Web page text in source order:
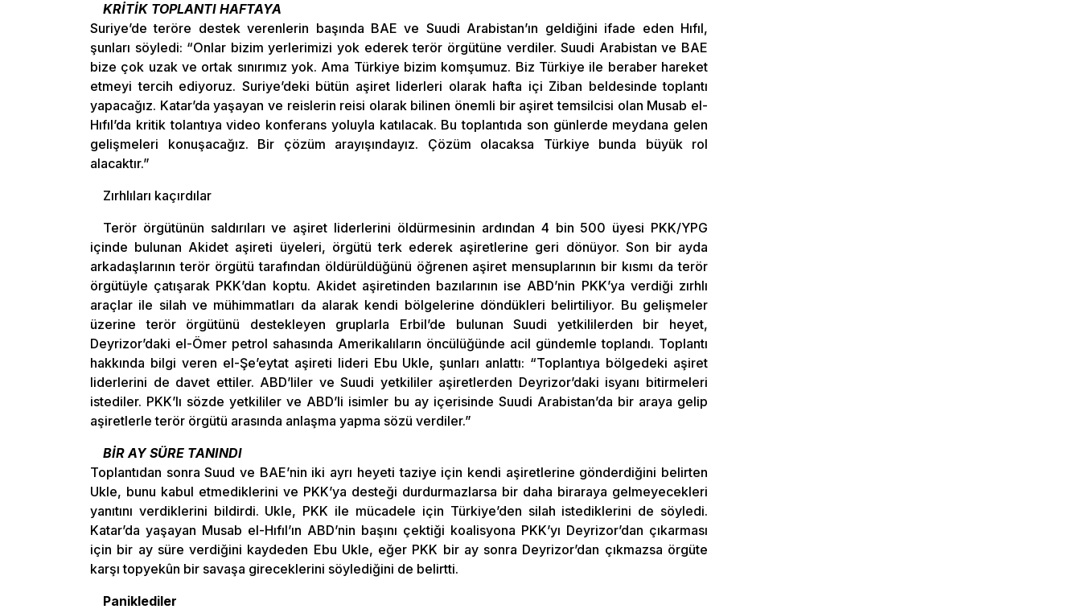
KRİTİK TOPLANTI HAFTAYA
Suriye’de teröre destek verenlerin başında BAE ve Suudi Arabistan’ın geldiğini ifade eden Hıfıl,
şunları söyledi: “Onlar bizim yerlerimizi yok ederek terör örgütüne verdiler. Suudi Arabistan ve BAE
bize çok uzak ve ortak sınırımız yok. Ama Türkiye bizim komşumuz. Biz Türkiye ile beraber hareket
etmeyi tercih ediyoruz. Suriye’deki bütün aşiret liderleri olarak hafta içi Ziban beldesinde toplantı
yapacağız. Katar’da yaşayan ve reislerin reisi olarak bilinen önemli bir aşiret temsilcisi olan Musab el-
Hıfıl’da kritik tolantıya video konferans yoluyla katılacak. Bu toplantıda son günlerde meydana gelen
gelişmeleri konuşacağız. Bir çözüm arayışındayız. Çözüm olacaksa Türkiye bunda büyük rol
alacaktır.”
Zırhlıları kaçırdılar
Terör örgütünün saldırıları ve aşiret liderlerini öldürmesinin ardından 4 bin 500 üyesi PKK/YPG
içinde bulunan Akidet aşireti üyeleri, örgütü terk ederek aşiretlerine geri dönüyor. Son bir ayda
arkadaşlarının terör örgütü tarafından öldürüldüğünü öğrenen aşiret mensuplarının bir kısmı da terör
örgütüyle çatışarak PKK’dan koptu. Akidet aşiretinden bazılarının ise ABD’nin PKK’ya verdiği zırhlı
araçlar ile silah ve mühimmatları da alarak kendi bölgelerine döndükleri belirtiliyor. Bu gelişmeler
üzerine terör örgütünü destekleyen gruplarla Erbil’de bulunan Suudi yetkililerden bir heyet,
Deyrizor’daki el-Ömer petrol sahasında Amerikalıların öncülüğünde acil gündemle toplandı. Toplantı
hakkında bilgi veren el-Şe’eytat aşireti lideri Ebu Ukle, şunları anlattı: “Toplantıya bölgedeki aşiret
liderlerini de davet ettiler. ABD’liler ve Suudi yetkililer aşiretlerden Deyrizor’daki isyanı bitirmeleri
istediler. PKK’lı sözde yetkililer ve ABD’li isimler bu ay içerisinde Suudi Arabistan’da bir araya gelip
aşiretlerle terör örgütü arasında anlaşma yapma sözü verdiler.”
BİR AY SÜRE TANINDI
Toplantıdan sonra Suud ve BAE’nin iki ayrı heyeti taziye için kendi aşiretlerine gönderdiğini belirten
Ukle, bunu kabul etmediklerini ve PKK’ya desteği durdurmazlarsa bir daha biraraya gelmeyecekleri
yanıtını verdiklerini bildirdi. Ukle, PKK ile mücadele için Türkiye’den silah istediklerini de söyledi.
Katar’da yaşayan Musab el-Hıfıl’ın ABD’nin başını çektiği koalisyona PKK’yı Deyrizor’dan çıkarması
için bir ay süre verdiğini kaydeden Ebu Ukle, eğer PKK bir ay sonra Deyrizor’dan çıkmazsa örgüte
karşı topyekûn bir savaşa gireceklerini söylediğini de belirtti.
Paniklediler